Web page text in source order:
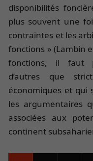
disponibilités
plus souvent une
contraintes et les
fonctions » (Lambin
fonctions, il faut
d’autres que
économiques et qui
les argumentaires
associées aux
continent